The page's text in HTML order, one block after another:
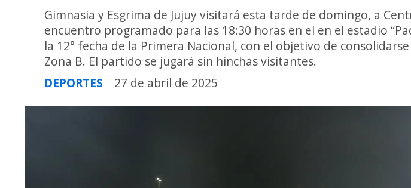
Gimnasia y Esgrima de Jujuy visitará esta tarde de domingo, a
encuentro programado para las 18:30 horas en el en el estadio
la 12° fecha de la Primera Nacional, con el objetivo de
Zona B. El partido se jugará sin hinchas visitantes.
DEPORTES
27 de abril de 2025